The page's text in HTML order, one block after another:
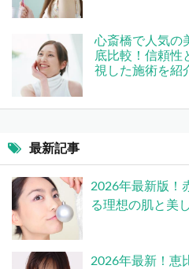
心斎橋で人気の
底比較！信頼性
視した施術を紹
最新記事
2026年最新版！
る理想の肌と美
2026年最新！恵